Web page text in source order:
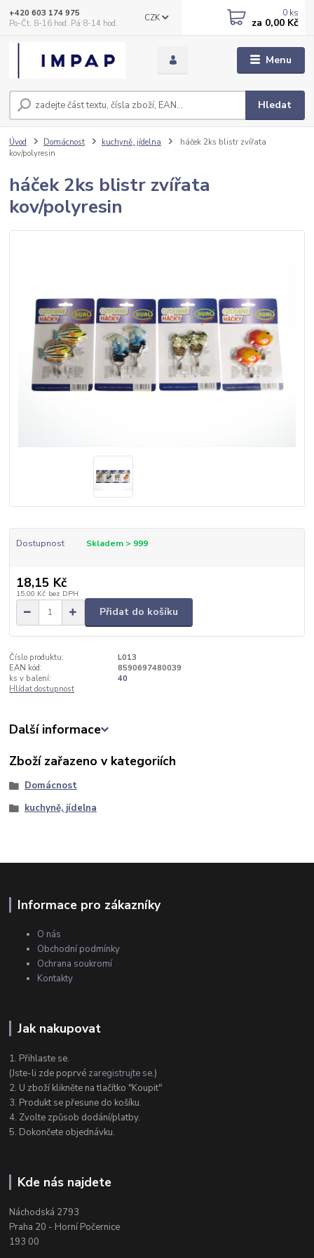
Menu
CZK
Hledat
+420 603 174 975
Po-Čt, 8-16 hod. Pá 8-14 hod.
0 ks
za 0,00 Kč
Úvod Domácnost kuchyně, jídelna
háček 2ks blistr zvířata
kov/polyresin
háček 2ks blistr zvířata
kov/polyresin
Dostupnost Skladem > 999
18,15 Kč
15,00 Kč bez DPH
Přidat do košíku
Číslo produktu:
L013
EAN kód:
8590697480039
ks v balení:
40
Hlídat dostupnost
Další informace
Zboží zařazeno v kategoriích
Domácnost
kuchyně, jídelna
Informace pro zákazníky
O nás
Obchodní podmínky
Ochrana soukromí
Kontakty
Jak nakupovat
1. Přihlaste se.
(Jste-li zde poprvé zaregistrujte se.)
2. U zboží klikněte na tlačítko "Koupit"
3. Produkt se přesune do košíku.
4. Zvolte způsob dodání/platby.
5. Dokončete objednávku.
Kde nás najdete
Náchodská 2793
Praha 20 - Horní Počernice
193 00